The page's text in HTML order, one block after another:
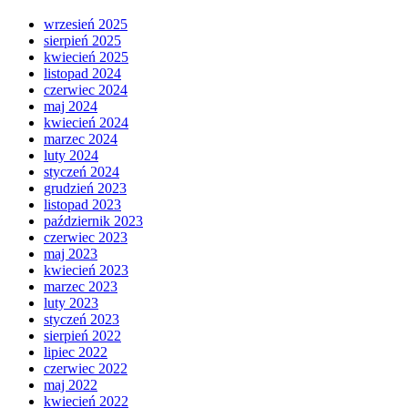
wrzesień 2025
sierpień 2025
kwiecień 2025
listopad 2024
czerwiec 2024
maj 2024
kwiecień 2024
marzec 2024
luty 2024
styczeń 2024
grudzień 2023
listopad 2023
październik 2023
czerwiec 2023
maj 2023
kwiecień 2023
marzec 2023
luty 2023
styczeń 2023
sierpień 2022
lipiec 2022
czerwiec 2022
maj 2022
kwiecień 2022